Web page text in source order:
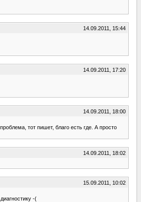
14.09.2011, 15:44
14.09.2011, 17:20
14.09.2011, 18:00
тот пишет, благо есть где. А просто
14.09.2011, 18:02
15.09.2011, 10:02
-(